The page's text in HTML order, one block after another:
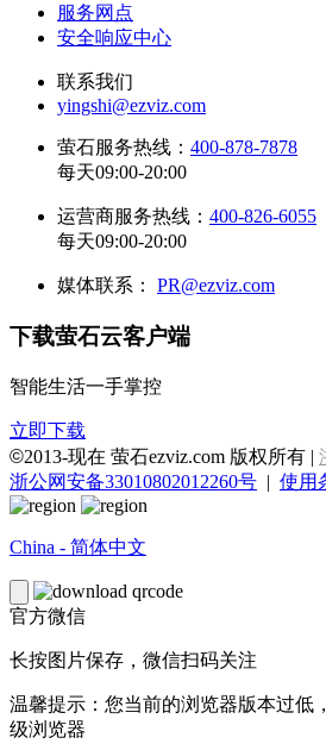
服务网点
安全响应中心
联系我们
yingshi@ezviz.com
萤石服务热线： 400-878-7878
每天09:00-20:00
运营商服务热线： 400-826-6055
每天09:00-20:00
媒体联系： PR@ezviz.com
下载萤石云客户端
智能生活一手掌控
立即下载
©2013-现在 萤石ezviz.com 版权所有 |
浙公网安备33010802012260号 | 使用
China - 简体中文
官方微信
长按图片保存，微信扫码关注
温馨提示：您当前的浏览器版本过低
级浏览器